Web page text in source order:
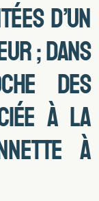
d’un
; dans
des
à la
à